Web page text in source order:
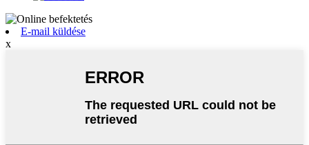
E-mail küldése
x